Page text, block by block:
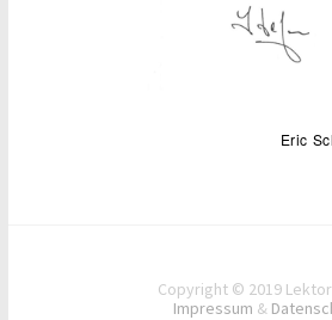
Eric
Copyright © 2019
Impressum &